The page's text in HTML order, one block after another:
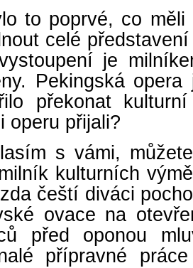
to poprvé, co měli
celé
je
Pekingská
překonat
operu přijali?
s vámi,
kulturních
čeští diváci
ovace na
před oponou
přípravné